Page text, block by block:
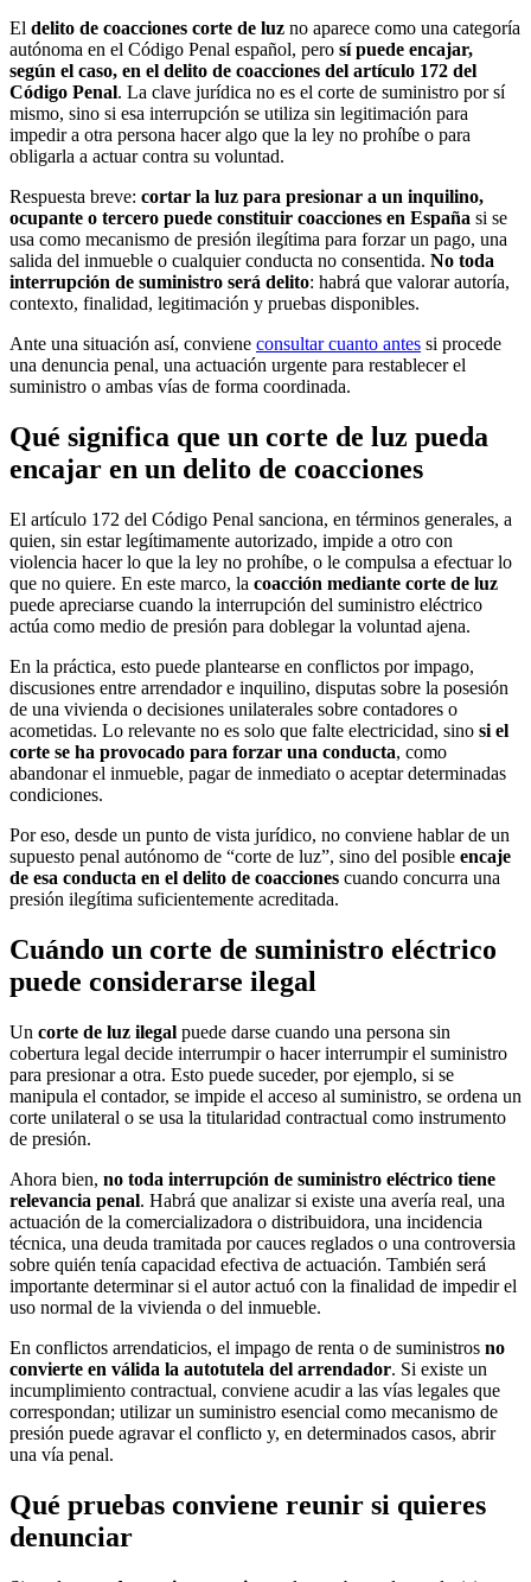
El delito de coacciones corte de luz no aparece como una categoría
autónoma en el Código Penal español, pero sí puede encajar,
según el caso, en el delito de coacciones del artículo 172 del
Código Penal. La clave jurídica no es el corte de suministro por sí
mismo, sino si esa interrupción se utiliza sin legitimación para
impedir a otra persona hacer algo que la ley no prohíbe o para
obligarla a actuar contra su voluntad.
Respuesta breve: cortar la luz para presionar a un inquilino,
ocupante o tercero puede constituir coacciones en España si se
usa como mecanismo de presión ilegítima para forzar un pago, una
salida del inmueble o cualquier conducta no consentida. No toda
interrupción de suministro será delito: habrá que valorar autoría,
contexto, finalidad, legitimación y pruebas disponibles.
Ante una situación así, conviene consultar cuanto antes si procede
una denuncia penal, una actuación urgente para restablecer el
suministro o ambas vías de forma coordinada.
Qué significa que un corte de luz pueda
encajar en un delito de coacciones
El artículo 172 del Código Penal sanciona, en términos generales, a
quien, sin estar legítimamente autorizado, impide a otro con
violencia hacer lo que la ley no prohíbe, o le compulsa a efectuar lo
que no quiere. En este marco, la coacción mediante corte de luz
puede apreciarse cuando la interrupción del suministro eléctrico
actúa como medio de presión para doblegar la voluntad ajena.
En la práctica, esto puede plantearse en conflictos por impago,
discusiones entre arrendador e inquilino, disputas sobre la posesión
de una vivienda o decisiones unilaterales sobre contadores o
acometidas. Lo relevante no es solo que falte electricidad, sino si el
corte se ha provocado para forzar una conducta, como
abandonar el inmueble, pagar de inmediato o aceptar determinadas
condiciones.
Por eso, desde un punto de vista jurídico, no conviene hablar de un
supuesto penal autónomo de “corte de luz”, sino del posible encaje
de esa conducta en el delito de coacciones cuando concurra una
presión ilegítima suficientemente acreditada.
Cuándo un corte de suministro eléctrico
puede considerarse ilegal
Un corte de luz ilegal puede darse cuando una persona sin
cobertura legal decide interrumpir o hacer interrumpir el suministro
para presionar a otra. Esto puede suceder, por ejemplo, si se
manipula el contador, se impide el acceso al suministro, se ordena un
corte unilateral o se usa la titularidad contractual como instrumento
de presión.
Ahora bien, no toda interrupción de suministro eléctrico tiene
relevancia penal. Habrá que analizar si existe una avería real, una
actuación de la comercializadora o distribuidora, una incidencia
técnica, una deuda tramitada por cauces reglados o una controversia
sobre quién tenía capacidad efectiva de actuación. También será
importante determinar si el autor actuó con la finalidad de impedir el
uso normal de la vivienda o del inmueble.
En conflictos arrendaticios, el impago de renta o de suministros no
convierte en válida la autotutela del arrendador. Si existe un
incumplimiento contractual, conviene acudir a las vías legales que
correspondan; utilizar un suministro esencial como mecanismo de
presión puede agravar el conflicto y, en determinados casos, abrir
una vía penal.
Qué pruebas conviene reunir si quieres
denunciar